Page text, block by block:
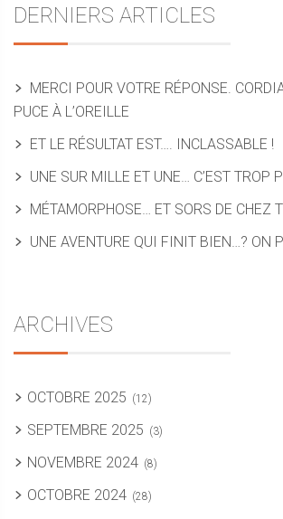
DERNIERS ARTICLES
MERCI POUR VOTRE RÉPONSE.
PUCE À L’OREILLE
ET LE RÉSULTAT EST…. INCLASSABLE !
UNE SUR MILLE ET UNE… C’EST TROP
MÉTAMORPHOSE… ET SORS DE CHEZ
UNE AVENTURE QUI FINIT BIEN…? ON
ARCHIVES
OCTOBRE 2025 (12)
SEPTEMBRE 2025 (3)
NOVEMBRE 2024 (8)
OCTOBRE 2024 (28)